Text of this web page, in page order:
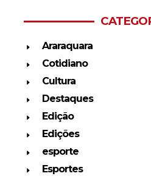
Araraquara
Cotidiano
Cultura
Destaques
Edição
Edições
esporte
Esportes